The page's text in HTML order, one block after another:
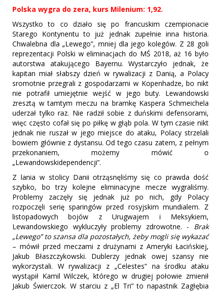
Polska wygra do zera, kurs Milenium: 1,92.
Wszystko to co działo się po francuskim czempionacie
Starego Kontynentu to już jednak zupełnie inna historia.
Chwalebna dla „Lewego”, mniej dla jego kolegów. Z 28 goli
reprezentacji Polski w eliminacjach do MŚ 2018, aż 16 było
autorstwa atakującego Bayernu. Wystarczyło jednak, że
kapitan miał słabszy dzień w rywalizacji z Danią, a Polacy
sromotnie przegrali z gospodarzami w Kopenhadze, bo nikt
nie potrafił umiejętnie wejść w jego buty. Lewandowski
zresztą w tamtym meczu na bramkę Kaspera Schmeichela
uderzał tylko raz. Nie radził sobie z duńskimi defensorami,
więc często cofał się po piłkę w głąb pola. W tym czasie nikt
jednak nie ruszał w jego miejsce do ataku, Polacy strzelali
bowiem głównie z dystansu. Od tego czasu zatem, z pełnym
przekonaniem, możemy mówić o
„Lewandowskidependencji”.
Z lania w stolicy Danii otrząsnęliśmy się co prawda dość
szybko, bo trzy kolejne eliminacyjne mecze wygraliśmy.
Problemy zaczęły się jednak już po nich, gdy Polacy
rozpoczęli serię sparingów przed rosyjskim mundialem. Z
listopadowych bojów z Urugwajem i Meksykiem,
Lewandowskiego wykluczyły problemy zdrowotne. - Brak
„Lewego” to szansa dla pozostałych, żeby mogli się wykazać
– mówił przed meczami z drużynami z Ameryki Łacińskiej,
Jakub Błaszczykowski. Dublerzy jednak owej szansy nie
wykorzystali. W rywalizacji z „Celestes” na środku ataku
wystąpił Kamil Wilczek, którego w drugiej połowie zmienił
Jakub Świerczok. W starciu z „El Tri” to napastnik Zagłębia